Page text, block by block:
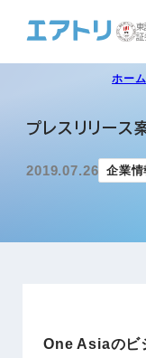
東
証
ホーム
プレスリリース
2019.07.26 企業情
One Asiaのビ